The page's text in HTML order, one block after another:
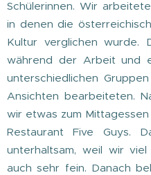
Schülerinnen. Wir
in denen die
Kultur verglichen wurde.
während der Arbeit und
unterschiedlichen
Ansichten bearbeiteten.
wir etwas zum
Restaurant Five Guys.
unterhaltsam, weil wir
auch sehr fein. Danach